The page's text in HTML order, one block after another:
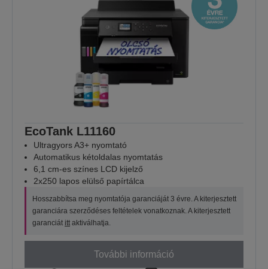
EcoTank L11160
Ultragyors A3+ nyomtató
Automatikus kétoldalas nyomtatás
6,1 cm-es színes LCD kijelző
2x250 lapos elülső papírtálca
Hosszabbítsa meg nyomtatója garanciáját 3 évre. A kiterjesztett
garanciára szerződéses feltételek vonatkoznak. A kiterjesztett
garanciát itt aktiválhatja.
További információ